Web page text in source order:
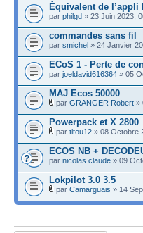
Équivalent de l’appli
par philgd » 23 Juin 2023,
commandes sans fil
par smichel » 24 Janvier
ECoS 1 - Perte de
par joeldavid616364 » 05
MAJ Ecos 50000
par GRANGER Robert »
Powerpack et X 2800
par titou12 » 08 Octobre
ECOS NB +
par nicolas.claude » 09
Lokpilot 3.0 3.5
par Camarguais » 14